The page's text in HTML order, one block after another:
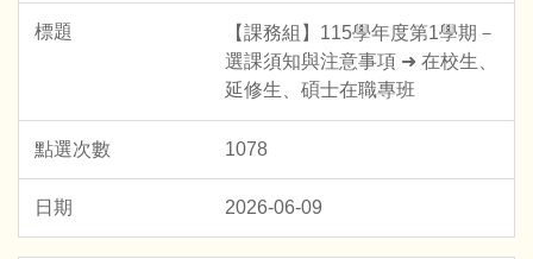
【課務組】115學年度第1學期－
選課須知與注意事項 ➜ 在校生、
延修生、碩士在職專班
1078
2026-06-09